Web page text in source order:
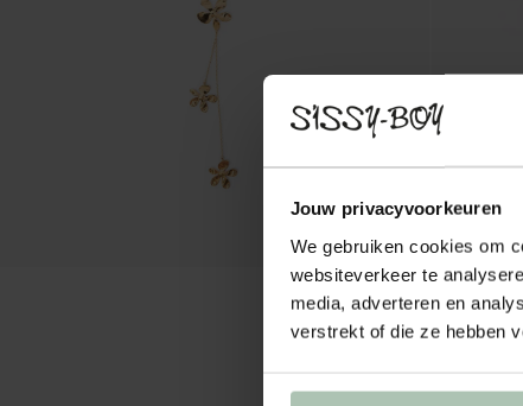
Jouw privacyvoorkeuren
We gebruiken cookies om
websiteverkeer te
media, adverteren en
verstrekt of die ze hebben